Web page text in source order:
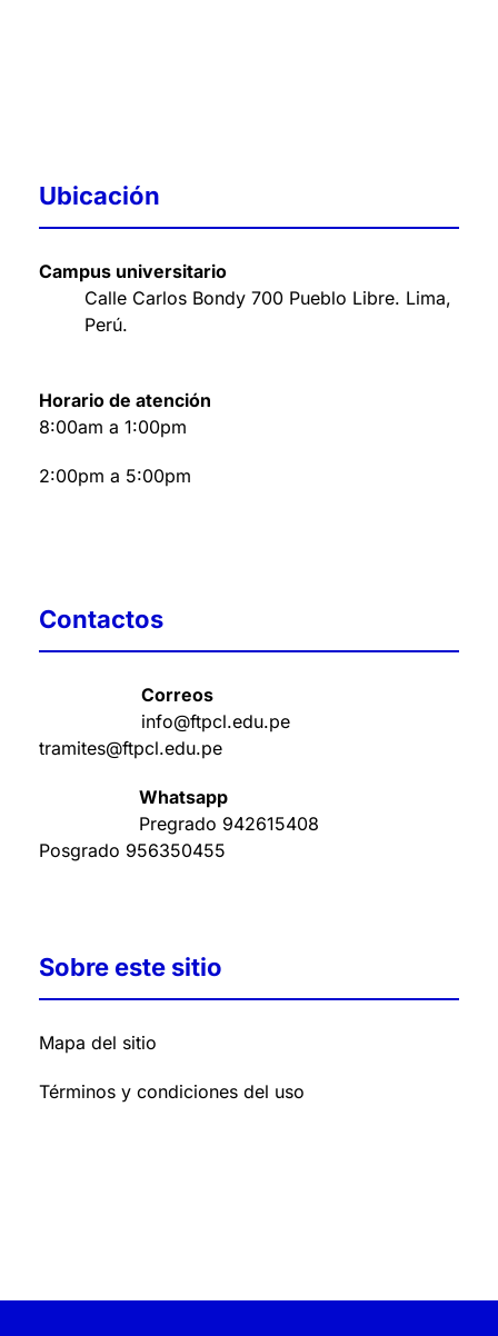
Ubicación
Campus universitario
Calle Carlos Bondy 700 Pueblo Libre. Lima,
Perú.
Horario de atención
8:00am a 1:00pm
2:00pm a 5:00pm
Contactos
Correos
info@ftpcl.edu.pe
tramites@ftpcl.edu.pe
Whatsapp
Pregrado 942615408
Posgrado 956350455
Sobre este sitio
Mapa del sitio
Términos y condiciones del uso